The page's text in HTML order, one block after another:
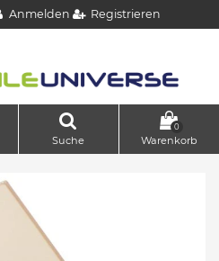
Anmelden Registrieren
Suche
0
Warenkorb